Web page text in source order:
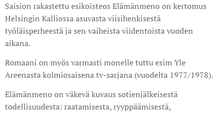
Saision rakastettu esikoisteos Elämänmeno on kertomus
Helsingin Kalliossa asuvasta viisihenkisestä
työläisperheestä ja sen vaiheista viidentoista vuoden
aikana.
Romaani on myös varmasti monelle tuttu esim Yle
Areenasta kolmiosaisena tv-sarjana (vuodelta 1977/1978).
Elämänmeno on väkevä kuvaus sotienjälkeisestä
todellisuudesta: raatamisesta, ryyppäämisestä,